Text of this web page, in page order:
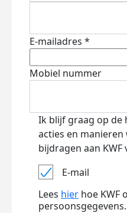
E-mailadres *
Mobiel nummer
Ik blijf graag op de
acties en
bijdragen aan KWF
E-mail
Lees hier hoe KWF
persoonsgegevens.